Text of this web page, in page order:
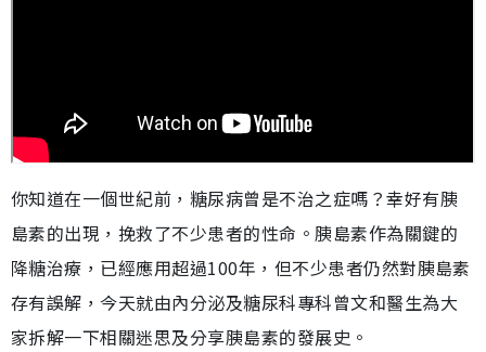
你知道在一個世紀前，糖尿病曾是不治之症嗎？幸好有胰
島素的出現，挽救了不少患者的性命。胰島素作為關鍵的
降糖治療，已經應用超過100年，但不少患者仍然對胰島素
存有誤解，今天就由內分泌及糖尿科專科曾文和醫生為大
家拆解一下相關迷思及分享胰島素的發展史。